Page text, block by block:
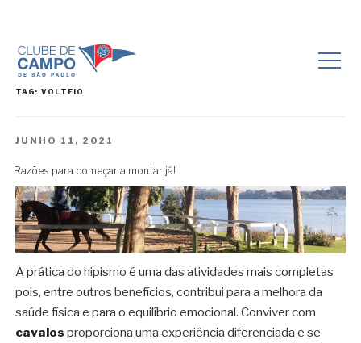
TAG: VOLTEIO
PUBLICADO
JUNHO 11, 2021
Razões para começar a montar já!
A prática do hipismo é uma das atividades mais completas
pois, entre outros benefícios, contribui para a melhora da
saúde física e para o equilíbrio emocional. Conviver com
cavalos proporciona uma experiência diferenciada e se